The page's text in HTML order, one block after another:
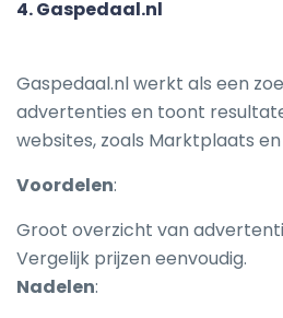
4.Gaspedaal.nl
Gaspedaal.nl werkt als een
advertenties en toont
websites, zoals Marktplaats
Voordelen:
Groot overzicht van
Vergelijk prijzen eenvoudig.
Nadelen: